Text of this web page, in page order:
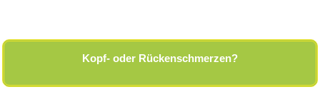
Kopf- oder Rückenschmerzen?